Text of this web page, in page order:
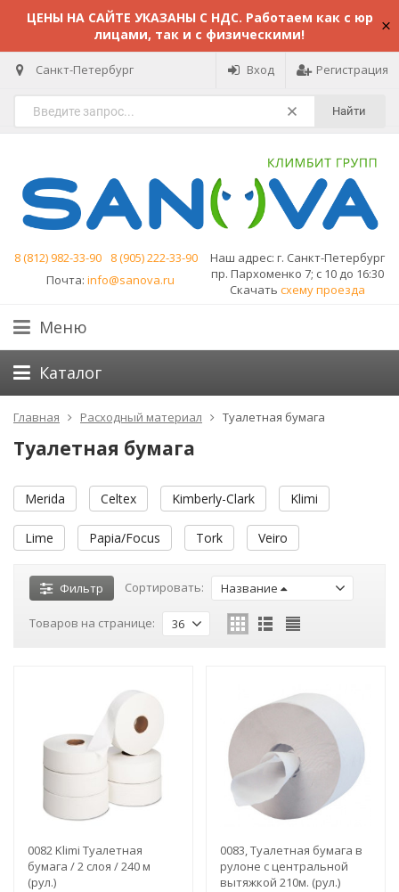
ЦЕНЫ НА САЙТЕ УКАЗАНЫ С НДС. Работаем как с юр
лицами, так и с физическими!
Санкт-Петербург Вход Регистрация
Найти
8 (812) 982-33-90
8 (905) 222-33-90
Почта: info@sanova.ru
Наш адрес: г. Санкт-Петербург
пр. Пархоменко 7; с 10 до 16:30
Скачать схему проезда
Меню
Каталог
Главная Расходный материал Туалетная бумага
Туалетная бумага
Merida Celtex Kimberly-Clark Klimi
Lime Papia/Focus Tork Veiro
Фильтр Сортировать: Название
Товаров на странице: 36
0082 Klimi Туалетная
бумага / 2 слоя / 240 м
(рул.)
0083, Туалетная бумага в
рулоне с центральной
вытяжкой 210м. (рул.)